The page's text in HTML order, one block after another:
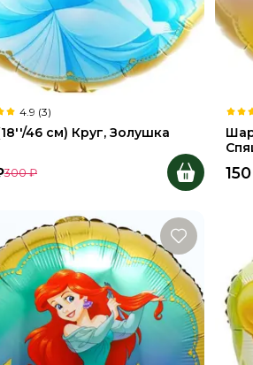
4.9 (3)
46 см) Круг, Золушка
300 ₽ 150